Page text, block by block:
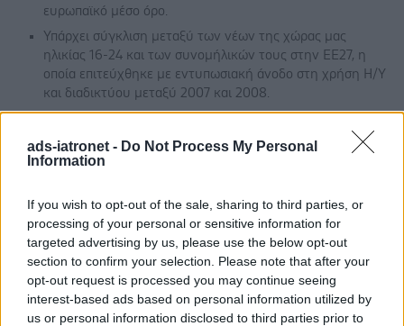
ads-iatronet - Do Not Process My Personal
Information
If you wish to opt-out of the sale, sharing to third parties, or
processing of your personal or sensitive information for
targeted advertising by us, please use the below opt-out
section to confirm your selection. Please note that after your
opt-out request is processed you may continue seeing
interest-based ads based on personal information utilized by
us or personal information disclosed to third parties prior to
ευρωπαϊκό μέσο όρο.
Υπάρχει σύγκλιση μεταξύ των νέων της χώρας μας
ηλικίας 16-24 και των συνομήλικών τους στην ΕΕ27, η
οποία επιτεύχθηκε με εντυπωσιακή άνοδο στη χρήση Η/Υ
και διαδικτύου μεταξύ 2007 και 2008.
Βασικά Συμπεράσματα
Δυναμικότεροι χρήστες του διαδικτύου αναδεικνύονται
οι άνδρες, οι νέοι ηλικίας 16-24 ετών, τα άτομα υψηλού
μορφωτικού επιπέδου και οι κάτοικοι των μεγάλων
αστικών κέντρων.
Η ηλικία παραμένει σημαντικός προσδιοριστικός